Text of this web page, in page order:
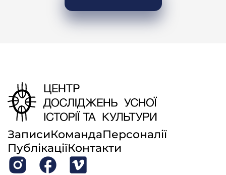
ЗаписиКомандаПерсоналії
ПублікаціїКонтакти